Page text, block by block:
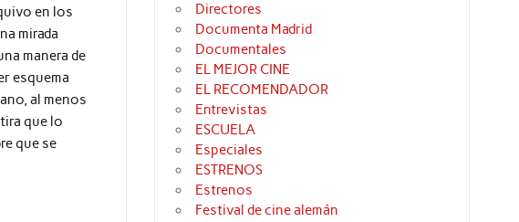
en los
mirada
manera de
esquema
al menos
que lo
que se
Directores
Documenta Madrid
Documentales
EL MEJOR CINE
EL RECOMENDADOR
Entrevistas
ESCUELA
Especiales
ESTRENOS
Estrenos
Festival de cine alemán